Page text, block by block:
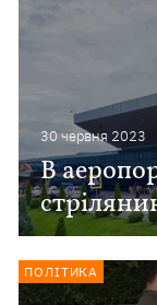
30 червня 2023
В
ПОЛІТИКА